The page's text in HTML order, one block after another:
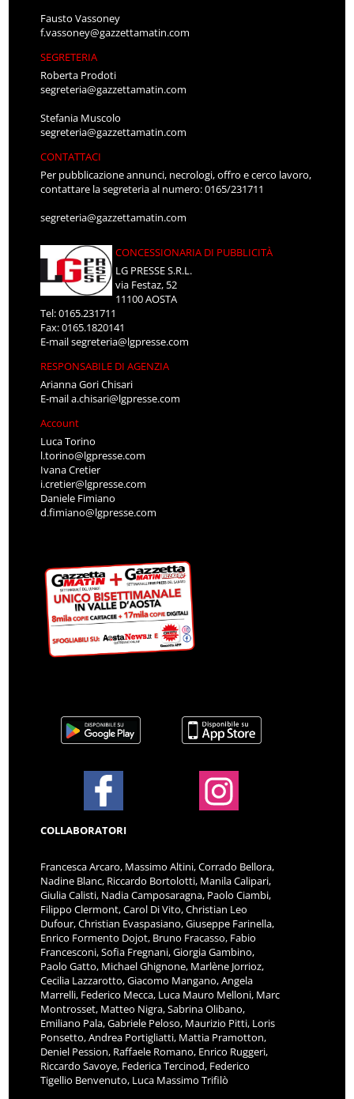
Fausto Vassoney
f.vassoney@gazzettamatin.com
SEGRETERIA
Roberta Prodoti
segreteria@gazzettamatin.com
Stefania Muscolo
segreteria@gazzettamatin.com
CONTATTACI
Per pubblicazione annunci, necrologi, offro e cerco lavoro,
contattare la segreteria al numero: 0165/231711
segreteria@gazzettamatin.com
CONCESSIONARIA DI PUBBLICITÀ
LG PRESSE S.R.L.
via Festaz, 52
11100 AOSTA
Tel: 0165.231711
Fax: 0165.1820141
E-mailsegreteria@lgpresse.com
RESPONSABILE DI AGENZIA
Arianna Gori Chisari
E-maila.chisari@lgpresse.com
Account
Luca Torino
l.torino@lgpresse.com
Ivana Cretier
i.cretier@lgpresse.com
Daniele Fimiano
d.fimiano@lgpresse.com
COLLABORATORI
Francesca Arcaro, Massimo Altini, Corrado Bellora,
Nadine Blanc, Riccardo Bortolotti, Manila Calipari,
Giulia Calisti, Nadia Camposaragna, Paolo Ciambi,
Filippo Clermont, Carol Di Vito, Christian Leo
Dufour, Christian Evaspasiano, Giuseppe Farinella,
Enrico Formento Dojot, Bruno Fracasso, Fabio
Francesconi, Sofia Fregnani, Giorgia Gambino,
Paolo Gatto, Michael Ghignone, Marlène Jorrioz,
Cecilia Lazzarotto, Giacomo Mangano, Angela
Marrelli, Federico Mecca, Luca Mauro Melloni, Marc
Montrosset, Matteo Nigra, Sabrina Olibano,
Emiliano Pala, Gabriele Peloso, Maurizio Pitti, Loris
Ponsetto, Andrea Portigliatti, Mattia Pramotton,
Deniel Pession, Raffaele Romano, Enrico Ruggeri,
Riccardo Savoye, Federica Tercinod, Federico
Tigellio Benvenuto, Luca Massimo Trifilò